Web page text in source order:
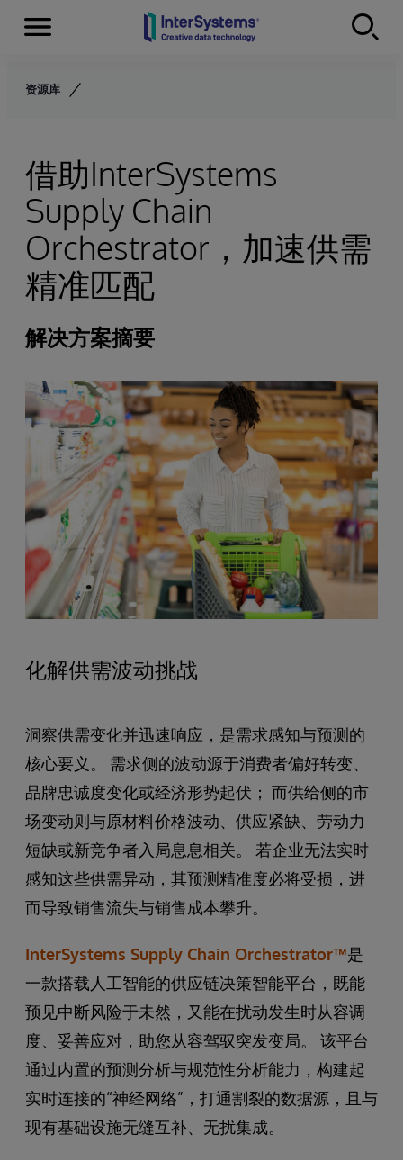
Skip to content
Menu
资源库
借助InterSystems
Supply Chain
Orchestrator，加速供需
精准匹配
解决方案摘要
化解供需波动挑战
洞察供需变化并迅速响应，是需求感知与预测的
核心要义。 需求侧的波动源于消费者偏好转变、
品牌忠诚度变化或经济形势起伏； 而供给侧的市
场变动则与原材料价格波动、供应紧缺、劳动力
短缺或新竞争者入局息息相关。 若企业无法实时
感知这些供需异动，其预测精准度必将受损，进
而导致销售流失与销售成本攀升。
InterSystems Supply Chain Orchestrator™是
一款搭载人工智能的供应链决策智能平台，既能
预见中断风险于未然，又能在扰动发生时从容调
度、妥善应对，助您从容驾驭突发变局。 该平台
通过内置的预测分析与规范性分析能力，构建起
实时连接的“神经网络”，打通割裂的数据源，且与
现有基础设施无缝互补、无扰集成。